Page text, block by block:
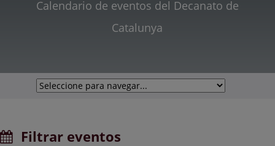
Calendario de eventos del Decanato de
Catalunya
Filtrar eventos